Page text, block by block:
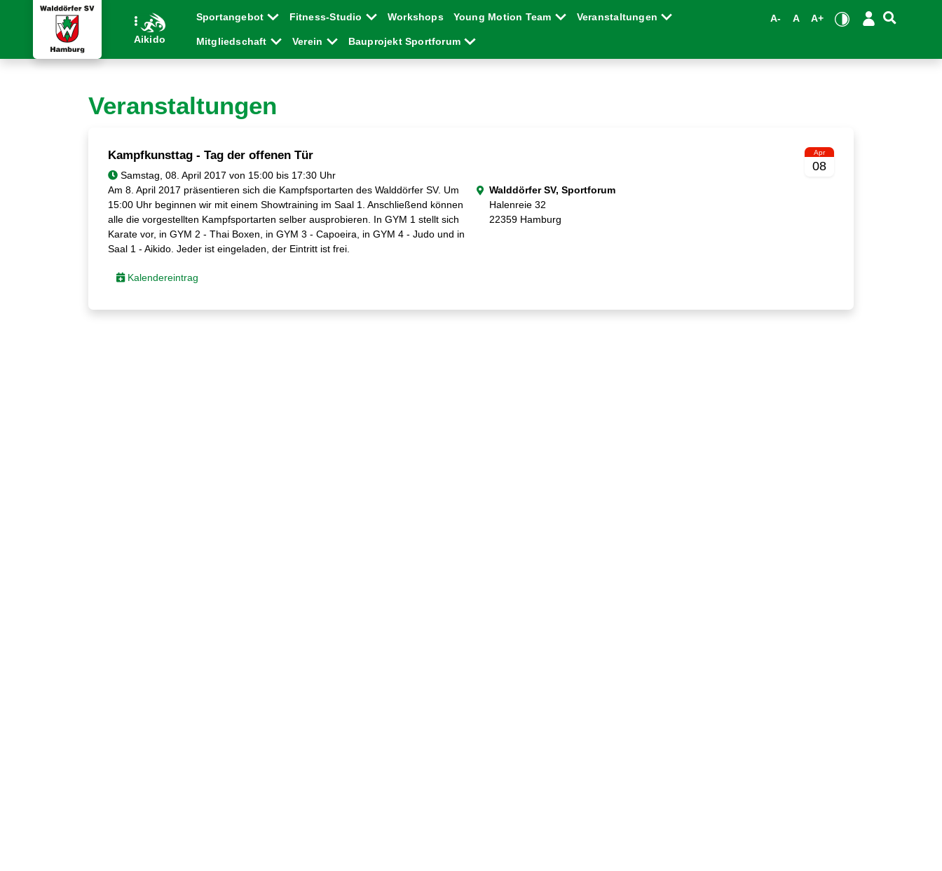
Aikido
Sportangebot Fitness-Studio Workshops Young Motion Team Veranstaltungen
Mitgliedschaft Verein Bauprojekt Sportforum
A- A A+
Veranstaltungen
Kampfkunsttag - Tag der offenen Tür
Samstag, 08. April 2017 von 15:00 bis 17:30 Uhr
Apr
08
Am 8. April 2017 präsentieren sich die Kampfsportarten des Walddörfer SV. Um
15:00 Uhr beginnen wir mit einem Showtraining im Saal 1. Anschließend können
alle die vorgestellten Kampfsportarten selber ausprobieren. In GYM 1 stellt sich
Karate vor, in GYM 2 - Thai Boxen, in GYM 3 - Capoeira, in GYM 4 - Judo und in
Saal 1 - Aikido. Jeder ist eingeladen, der Eintritt ist frei.
Walddörfer SV, Sportforum
Halenreie 32
22359 Hamburg
Kalendereintrag